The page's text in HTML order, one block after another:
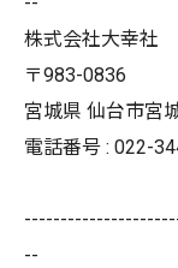
株式会社大幸社
〒983-0836
宮城県 仙台市宮
電話番号 : 022-
--